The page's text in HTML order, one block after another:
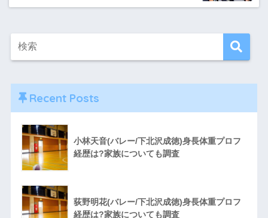
Recent Posts
小林天音(バレー/下北沢成徳)身長体重プロフ
経歴は?家族についても調査
荻野明花(バレー/下北沢成徳)身長体重プロフ
経歴は?家族についても調査